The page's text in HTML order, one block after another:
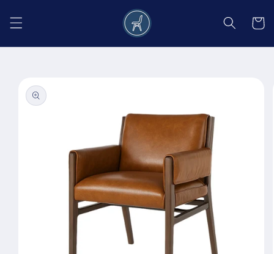
conținut
Coș
informațiile
despre
produs